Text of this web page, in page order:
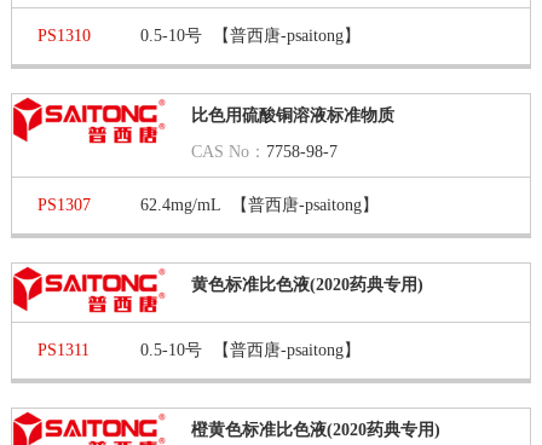
PS1310 0.5-10号 【普西唐-psaitong】
比色用硫酸铜溶液标准物质
CAS No： 7758-98-7
PS1307 62.4mg/mL 【普西唐-psaitong】
黄色标准比色液(2020药典专用)
PS1311 0.5-10号 【普西唐-psaitong】
橙黄色标准比色液(2020药典专用)